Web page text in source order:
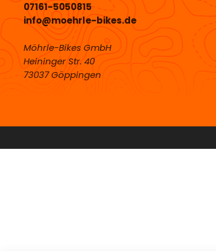
07161-5050815
info@moehrle-bikes.de
Möhrle-Bikes GmbH
Heininger Str. 40
73037 Göppingen